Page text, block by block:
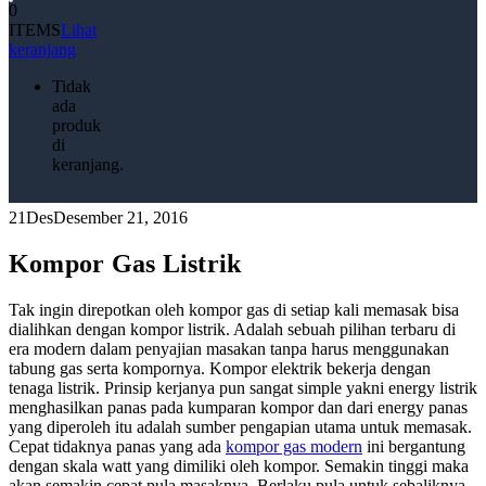
0
ITEMSLihat
keranjang
Tidak
ada
produk
di
keranjang.
21DesDesember 21, 2016
Kompor Gas Listrik
Tak ingin direpotkan oleh kompor gas di setiap kali memasak bisa
dialihkan dengan kompor listrik. Adalah sebuah pilihan terbaru di
era modern dalam penyajian masakan tanpa harus menggunakan
tabung gas serta kompornya. Kompor elektrik bekerja dengan
tenaga listrik. Prinsip kerjanya pun sangat simple yakni energy listrik
menghasilkan panas pada kumparan kompor dan dari energy panas
yang diperoleh itu adalah sumber pengapian utama untuk memasak.
Cepat tidaknya panas yang ada kompor gas modern ini bergantung
dengan skala watt yang dimiliki oleh kompor. Semakin tinggi maka